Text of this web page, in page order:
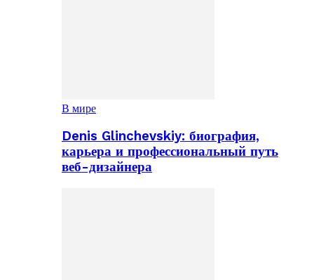
В мире
Denis Glinchevskiy: биография,
карьера и профессиональный путь
веб-дизайнера